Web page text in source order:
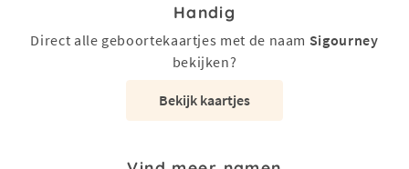
Handig
Direct alle geboortekaartjes met de naam Sigourney
bekijken?
Bekijk kaartjes